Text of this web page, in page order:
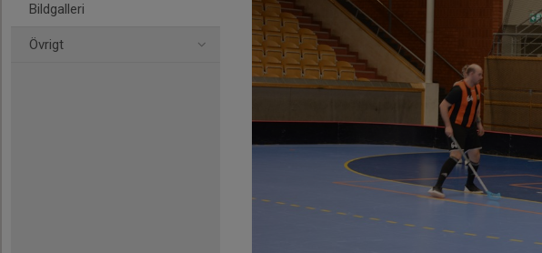
Bildgalleri
Övrigt